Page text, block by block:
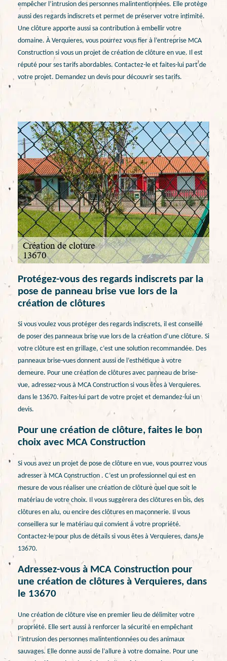
empêcher l’intrusion des personnes malintentionnées. Elle protège
aussi des regards indiscrets et permet de préserver votre intimité.
Une clôture apporte aussi sa contribution à embellir votre
domaine. À Verquieres, vous pourrez vous fier à l’entreprise MCA
Construction si vous un projet de création de clôture en vue. Il est
réputé pour ses tarifs abordables. Contactez-le et faites-lui part de
votre projet. Demandez un devis pour découvrir ses tarifs.
Protégez-vous des regards indiscrets par la
pose de panneau brise vue lors de la
création de clôtures
Si vous voulez vous protéger des regards indiscrets, il est conseillé
de poser des panneaux brise vue lors de la création d’une clôture. Si
votre clôture est en grillage, c’est une solution recommandée. Des
panneaux brise-vues donnent aussi de l’esthétique à votre
demeure. Pour une création de clôtures avec panneau de brise-
vue, adressez-vous à MCA Construction si vous êtes à Verquieres.
dans le 13670. Faites-lui part de votre projet et demandez-lui un
devis.
Pour une création de clôture, faites le bon
choix avec MCA Construction
Si vous avez un projet de pose de clôture en vue, vous pourrez vous
adresser à MCA Construction . C’est un professionnel qui est en
mesure de vous réaliser une création de clôture quel que soit le
matériau de votre choix. Il vous suggèrera des clôtures en bis, des
clôtures en alu, ou encire des clôtures en maçonnerie. Il vous
conseillera sur le matériau qui convient à votre propriété.
Contactez-le pour plus de détails si vous êtes à Verquieres, dans le
13670.
Adressez-vous à MCA Construction pour
une création de clôtures à Verquieres, dans
le 13670
Une création de clôture vise en premier lieu de délimiter votre
propriété. Elle sert aussi à renforcer la sécurité en empêchant
l’intrusion des personnes malintentionnées ou des animaux
sauvages. Elle donne aussi de l’allure à votre domaine. Pour une